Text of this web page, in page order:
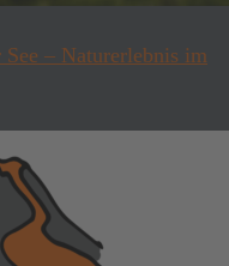
– Naturerlebnis im